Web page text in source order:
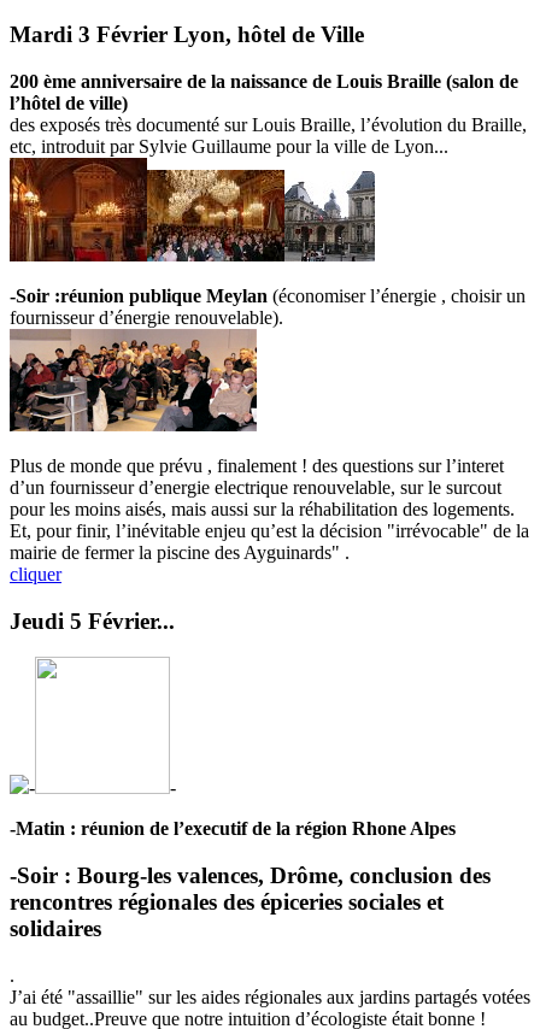
Mardi 3 Février Lyon, hôtel de Ville
200 ème anniversaire de la naissance de Louis Braille (salon de
l’hôtel de ville)
des exposés très documenté sur Louis Braille, l’évolution du Braille,
etc, introduit par Sylvie Guillaume pour la ville de Lyon...
-Soir :réunion publique Meylan (économiser l’énergie , choisir un
fournisseur d’énergie renouvelable).
Plus de monde que prévu , finalement ! des questions sur l’interet
d’un fournisseur d’energie electrique renouvelable, sur le surcout
pour les moins aisés, mais aussi sur la réhabilitation des logements.
Et, pour finir, l’inévitable enjeu qu’est la décision "irrévocable" de la
mairie de fermer la piscine des Ayguinards" .
cliquer
Jeudi 5 Février...
-
-
-Matin : réunion de l’executif de la région Rhone Alpes
-Soir : Bourg-les valences, Drôme, conclusion des
rencontres régionales des épiceries sociales et
solidaires
.
J’ai été "assaillie" sur les aides régionales aux jardins partagés votées
au budget..Preuve que notre intuition d’écologiste était bonne !